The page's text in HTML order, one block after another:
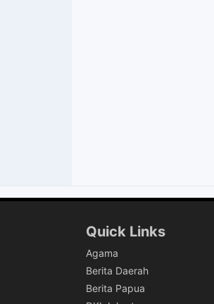
Quick Links
Agama
Berita Daerah
Berita Papua